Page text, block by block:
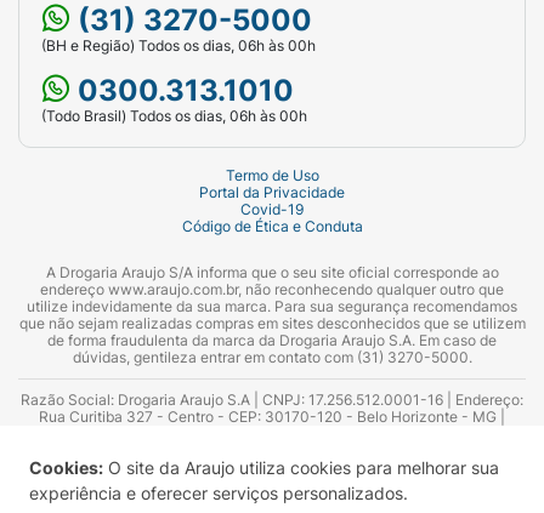
Cookies: O site da Araujo utiliza cookies para melhorar sua
experiência e oferecer serviços personalizados.
(31) 3270-5000
(BH e Região) Todos os dias, 06h às 00h
0300.313.1010
(Todo Brasil) Todos os dias, 06h às 00h
Termo de Uso
Portal da Privacidade
Covid-19
Código de Ética e Conduta
A Drogaria Araujo S/A informa que o seu site oficial corresponde ao
endereço www.araujo.com.br, não reconhecendo qualquer outro que
utilize indevidamente da sua marca. Para sua segurança recomendamos
que não sejam realizadas compras em sites desconhecidos que se utilizem
de forma fraudulenta da marca da Drogaria Araujo S.A. Em caso de
dúvidas, gentileza entrar em contato com (31) 3270-5000.
Razão Social: Drogaria Araujo S.A | CNPJ: 17.256.512.0001-16 | Endereço:
Rua Curitiba 327 - Centro - CEP: 30170-120 - Belo Horizonte - MG |
Azevedo Guimarães – CRF 10.965 | Yasmin Silva Alvarenga – CRF 52.584 -
Consultor substituto: Thiago Aguiar Pinheiro - CRF Nº 13.748. Alvará
Sanitário: 2025020713 | Autorização de Funcionamento da Empresa (AFE):